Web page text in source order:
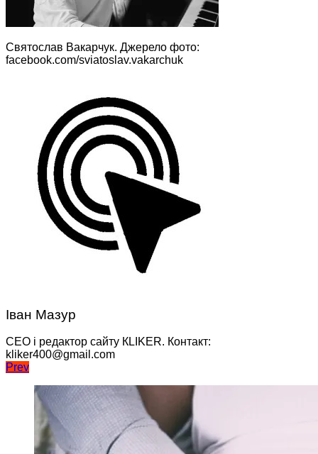
Святослав Вакарчук. Джерело фото:
facebook.com/sviatoslav.vakarchuk
Іван Мазур
CEO і редактор сайту КLIKER. Контакт:
kliker400@gmail.com
Навігація
записів
Prev